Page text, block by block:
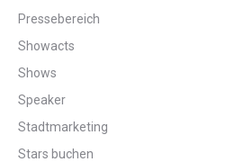
Pressebereich
Showacts
Shows
Speaker
Stadtmarketing
Stars buchen